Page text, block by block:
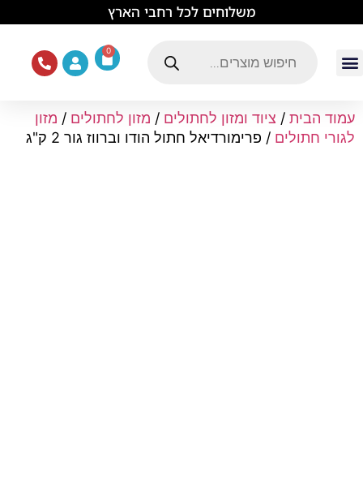
משלוחים לכל רחבי הארץ
0
עמוד הבית / ציוד ומזון לחתולים / מזון לחתולים / מזון
לגורי חתולים / פרימורדיאל חתול הודו וברווז גור 2 ק"ג